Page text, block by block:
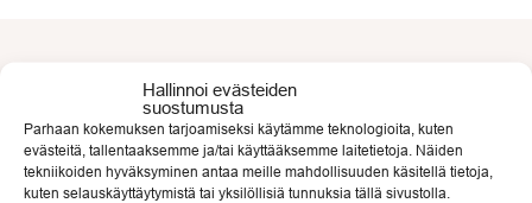
Hallinnoi evästeiden
suostumusta
Parhaan kokemuksen tarjoamiseksi käytämme teknologioita, kuten
evästeitä, tallentaaksemme ja/tai käyttääksemme laitetietoja. Näiden
tekniikoiden hyväksyminen antaa meille mahdollisuuden käsitellä tietoja,
kuten selauskäyttäytymistä tai yksilöllisiä tunnuksia tällä sivustolla.